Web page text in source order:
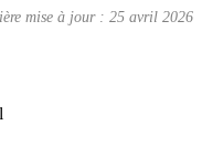
mise à jour : 25 avril 2026